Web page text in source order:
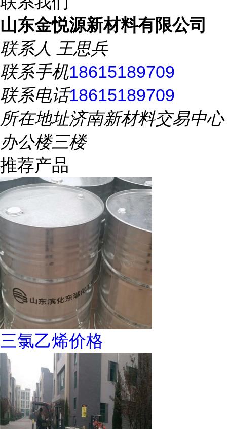
山东金悦源新材料有限公司
联系人 王思兵
联系手机18615189709
联系电话18615189709
所在地址济南新材料交易中心
办公楼三楼
推荐产品
三氯乙烯价格